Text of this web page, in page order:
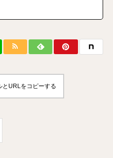
とURLをコピーする